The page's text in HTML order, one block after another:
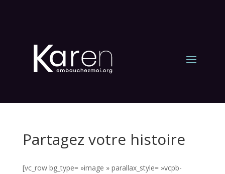
Partagez votre histoire
[vc_row bg_type= »image » parallax_style= »vcpb-